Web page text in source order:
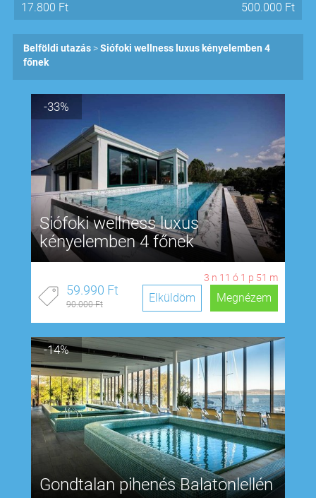
17.800 Ft 500.000 Ft
Belföldi utazás
Siófoki wellness luxus kényelemben 4
főnek
-33%
Siófoki wellness luxus
kényelemben 4 főnek
3 n 11 ó 1 p 50 m
59.990 Ft
90.000 Ft Megnézem
Elküldöm
-14%
Gondtalan pihenés Balatonlellén